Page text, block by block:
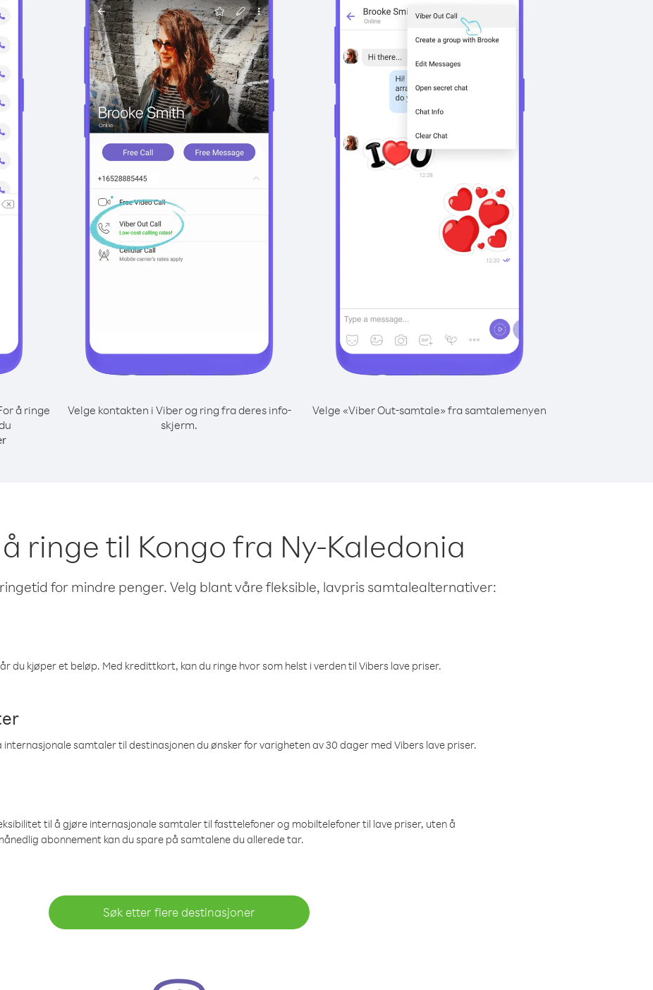
å ringe
Velge kontakten i Viber og ring fra deres info-
skjerm.
Velge «Viber Out-samtale» fra samtalemenyen
ringe til Kongo fra Ny-Kaledonia
for mindre penger. Velg blant våre fleksible, lavpris samtalealternativer:
du kjøper et beløp. Med kredittkort, kan du ringe hvor som helst i verden til Vibers lave priser.
samtaler til destinasjonen du ønsker for varigheten av 30 dager med Vibers lave priser.
til å gjøre internasjonale samtaler til fasttelefoner og mobiltelefoner til lave priser, uten å
abonnement kan du spare på samtalene du allerede tar.
Søk etter flere destinasjoner